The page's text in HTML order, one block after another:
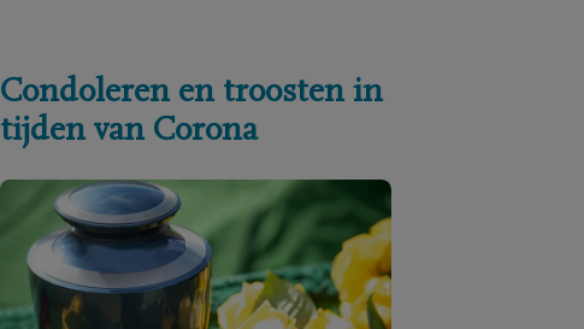
Condoleren en troosten in
tijden van Corona